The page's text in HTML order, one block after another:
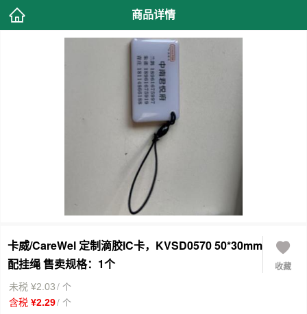
商品详情
卡威/CareWel 定制滴胶IC卡，KVSD0570 50*30mm
配挂绳 售卖规格：1个
收藏
未税 ¥2.03/ 个
含税 ¥2.29/ 个